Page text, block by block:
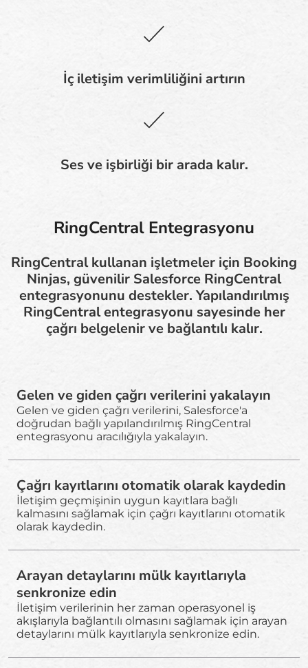
İç iletişim verimliliğini artırın
Ses ve işbirliği bir arada kalır.
RingCentral Entegrasyonu
RingCentral kullanan işletmeler için Booking
Ninjas, güvenilir Salesforce RingCentral
entegrasyonunu destekler. Yapılandırılmış
RingCentral entegrasyonu sayesinde her
çağrı belgelenir ve bağlantılı kalır.
Gelen ve giden çağrı verilerini yakalayın
Gelen ve giden çağrı verilerini, Salesforce'a
doğrudan bağlı yapılandırılmış RingCentral
entegrasyonu aracılığıyla yakalayın.
Çağrı kayıtlarını otomatik olarak kaydedin
İletişim geçmişinin uygun kayıtlara bağlı
kalmasını sağlamak için çağrı kayıtlarını otomatik
olarak kaydedin.
Arayan detaylarını mülk kayıtlarıyla
senkronize edin
İletişim verilerinin her zaman operasyonel iş
akışlarıyla bağlantılı olmasını sağlamak için arayan
detaylarını mülk kayıtlarıyla senkronize edin.